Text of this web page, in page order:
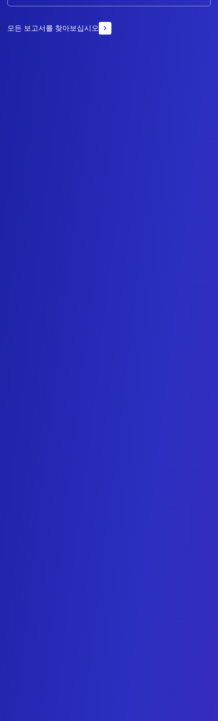
모든 보고서를 찾아보십시오